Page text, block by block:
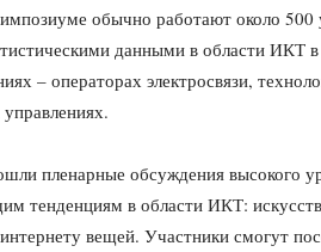
обычно работают около 500
данными в области ИКТ
– операторах электросвязи,
пленарные обсуждения высокого
тенденциям в области ИКТ:
вещей. Участники смогут